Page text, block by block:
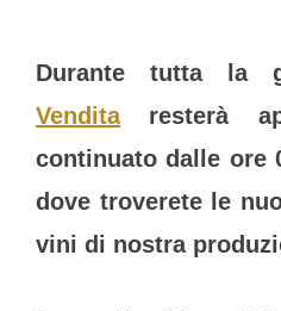
Durante tutta la
Venditaresterà
continuato dalle ore
dove troverete le
vini di nostra